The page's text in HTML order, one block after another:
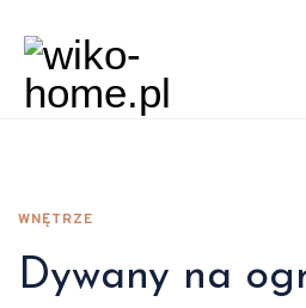
WNĘTRZE
Dywany na